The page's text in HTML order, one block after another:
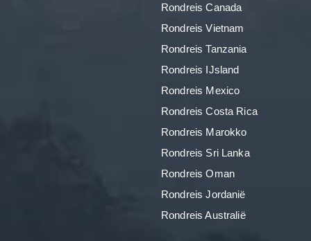
Rondreis Canada
Rondreis Vietnam
Rondreis Tanzania
Rondreis IJsland
Rondreis Mexico
Rondreis Costa Rica
Rondreis Marokko
Rondreis Sri Lanka
Rondreis Oman
Rondreis Jordanië
Rondreis Australië